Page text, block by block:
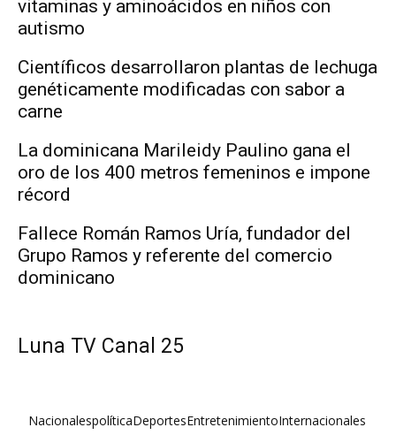
vitaminas y aminoácidos en niños con
autismo
Científicos desarrollaron plantas de lechuga
genéticamente modificadas con sabor a
carne
La dominicana Marileidy Paulino gana el
oro de los 400 metros femeninos e impone
récord
Fallece Román Ramos Uría, fundador del
Grupo Ramos y referente del comercio
dominicano
Luna TV Canal 25
NacionalespolíticaDeportesEntretenimientoInternacionales